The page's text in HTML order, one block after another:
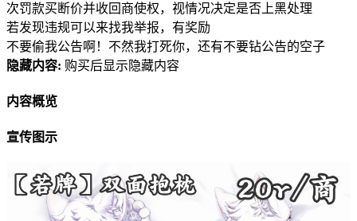
次罚款买断价并收回商使权，视情况决定是否上黑处理
若发现违规可以来找我举报，有奖励
不要偷我公告啊！不然我打死你，还有不要钻公告的空子
隐藏内容: 购买后显示隐藏内容
内容概览
宣传图示